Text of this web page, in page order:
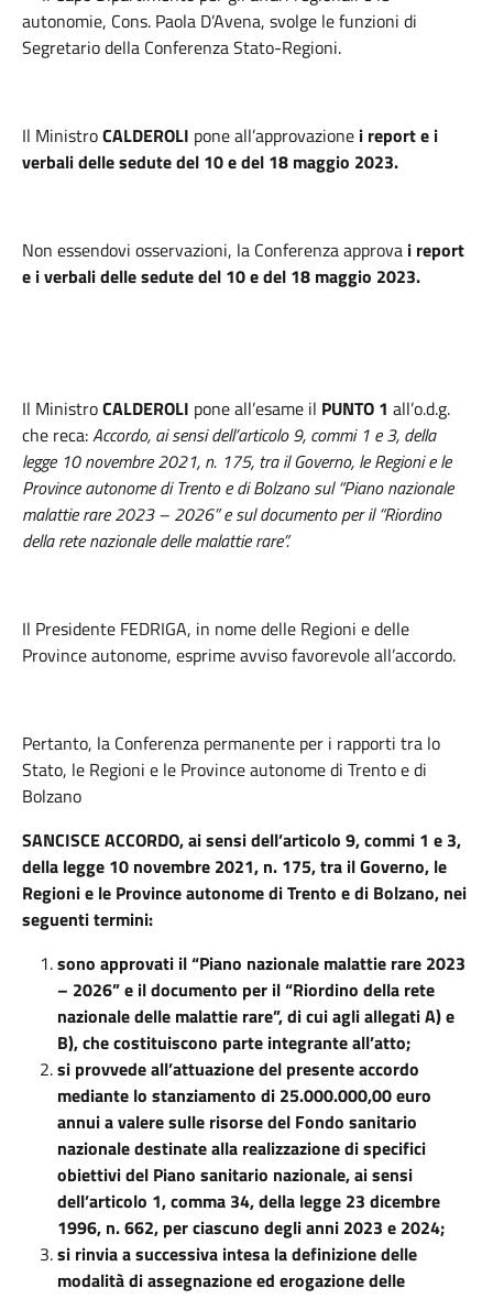
autonomie, Cons. Paola D’Avena, svolge le funzioni di
Segretario della Conferenza Stato-Regioni.
Il MinistroCALDEROLI pone all’approvazione i report e i
verbali delle sedute del 10 e del 18 maggio 2023.
Non essendovi osservazioni, la Conferenza approva i report
e i verbali delle sedute del 10 e del 18 maggio 2023.
Il MinistroCALDEROLI pone all’esame il PUNTO 1 all’o.d.g.
che reca:Accordo, ai sensi dell’articolo 9, commi 1 e 3, della
legge 10 novembre 2021, n. 175, tra il Governo, le Regioni e le
Province autonome di Trento e di Bolzano sul “Piano nazionale
malattie rare 2023 – 2026” e sul documento per il “Riordino
della rete nazionale delle malattie rare”.
Il Presidente FEDRIGA, in nome delle Regioni e delle
Province autonome, esprime avviso favorevole all’accordo.
Pertanto, la Conferenza permanente per i rapporti tra lo
Stato, le Regioni e le Province autonome di Trento e di
Bolzano
SANCISCE ACCORDO,ai sensi dell’articolo 9, commi 1 e 3,
della legge 10 novembre 2021, n. 175, tra il Governo, le
Regioni e le Province autonome di Trento e di Bolzano, nei
seguenti termini:
sono approvati il “Piano nazionale malattie rare 2023
– 2026” e il documento per il “Riordino della rete
nazionale delle malattie rare”, di cui agli allegati A) e
B), che costituiscono parte integrante all’atto;
si provvede all’attuazione del presente accordo
mediante lo stanziamento di 25.000.000,00 euro
annui a valere sulle risorse del Fondo sanitario
nazionale destinate alla realizzazione di specifici
obiettivi del Piano sanitario nazionale, ai sensi
dell’articolo 1, comma 34, della legge 23 dicembre
1996, n. 662, per ciascuno degli anni 2023 e 2024;
si rinvia a successiva intesa la definizione delle
modalità di assegnazione ed erogazione delle